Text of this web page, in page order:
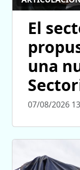
El
una
07/08/2026